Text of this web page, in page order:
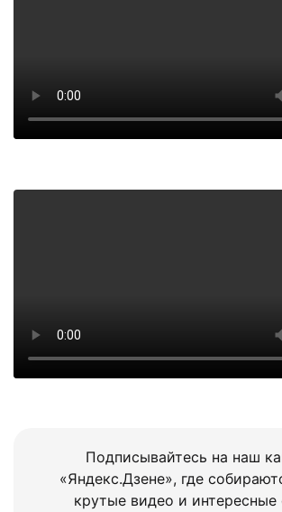
Подписывайтесь на наш
«Яндекс.Дзене», где
крутые видео и интересные